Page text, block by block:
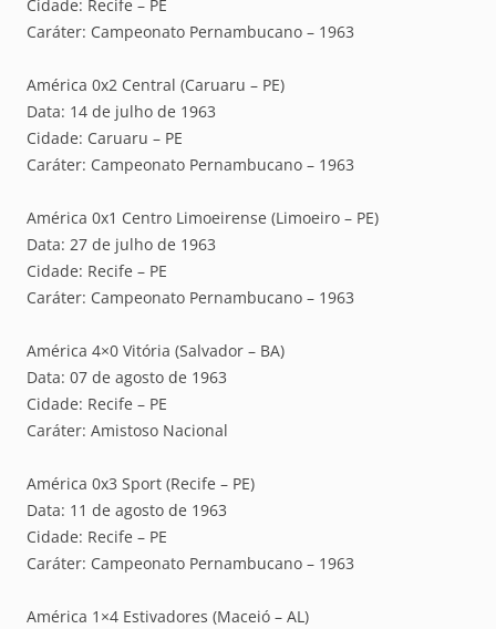
Cidade: Recife – PE
Caráter: Campeonato Pernambucano – 1963
América 0x2 Central (Caruaru – PE)
Data: 14 de julho de 1963
Cidade: Caruaru – PE
Caráter: Campeonato Pernambucano – 1963
América 0x1 Centro Limoeirense (Limoeiro – PE)
Data: 27 de julho de 1963
Cidade: Recife – PE
Caráter: Campeonato Pernambucano – 1963
América 4×0 Vitória (Salvador – BA)
Data: 07 de agosto de 1963
Cidade: Recife – PE
Caráter: Amistoso Nacional
América 0x3 Sport (Recife – PE)
Data: 11 de agosto de 1963
Cidade: Recife – PE
Caráter: Campeonato Pernambucano – 1963
América 1×4 Estivadores (Maceió – AL)